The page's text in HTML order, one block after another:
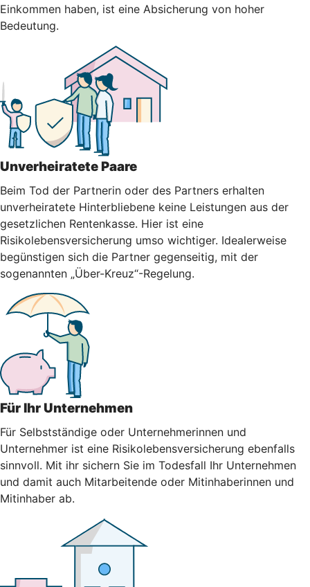
Einkommen haben, ist eine Absicherung von hoher
Bedeutung.
Unverheiratete Paare
Beim Tod der Partnerin oder des Partners erhalten
unverheiratete Hinterbliebene keine Leistungen aus der
gesetzlichen Rentenkasse. Hier ist eine
Risikolebensversicherung umso wichtiger. Idealerweise
begünstigen sich die Partner gegenseitig, mit der
sogenannten „Über-Kreuz“-Regelung.
Für Ihr Unternehmen
Für Selbstständige oder Unternehmerinnen und
Unternehmer ist eine Risikolebensversicherung ebenfalls
sinnvoll. Mit ihr sichern Sie im Todesfall Ihr Unternehmen
und damit auch Mitarbeitende oder Mitinhaberinnen und
Mitinhaber ab.